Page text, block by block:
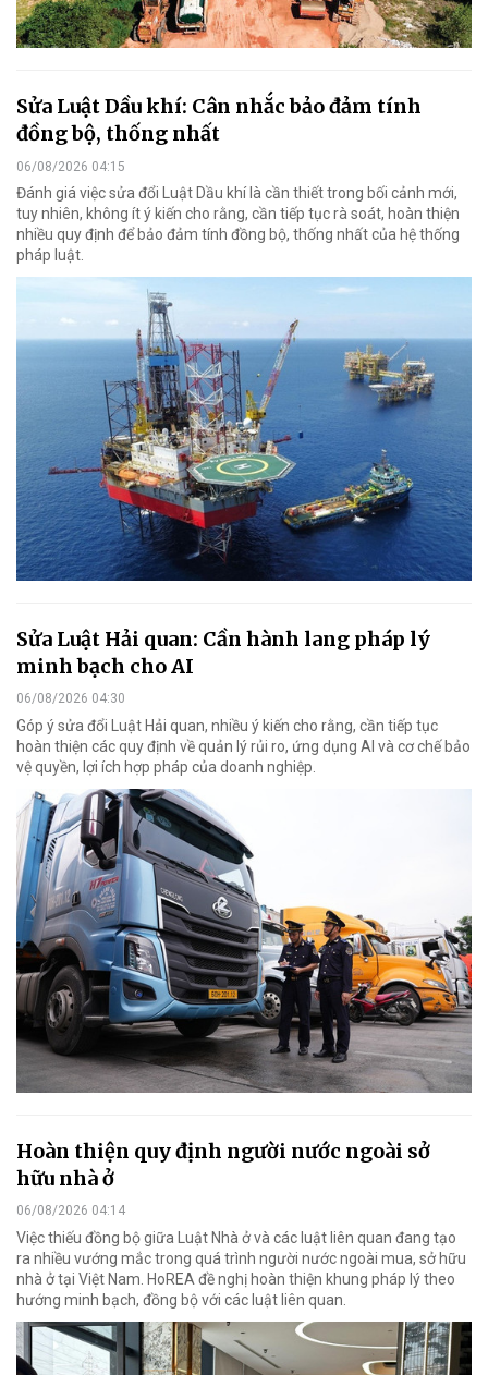
Sửa Luật Dầu khí: Cân nhắc bảo đảm tính
đồng bộ, thống nhất
06/08/2026 04:15
Đánh giá việc sửa đổi Luật Dầu khí là cần thiết trong bối cảnh mới,
tuy nhiên, không ít ý kiến cho rằng, cần tiếp tục rà soát, hoàn thiện
nhiều quy định để bảo đảm tính đồng bộ, thống nhất của hệ thống
pháp luật.
Sửa Luật Hải quan: Cần hành lang pháp lý
minh bạch cho AI
06/08/2026 04:30
Góp ý sửa đổi Luật Hải quan, nhiều ý kiến cho rằng, cần tiếp tục
hoàn thiện các quy định về quản lý rủi ro, ứng dụng AI và cơ chế bảo
vệ quyền, lợi ích hợp pháp của doanh nghiệp.
Hoàn thiện quy định người nước ngoài sở
hữu nhà ở
06/08/2026 04:14
Việc thiếu đồng bộ giữa Luật Nhà ở và các luật liên quan đang tạo
ra nhiều vướng mắc trong quá trình người nước ngoài mua, sở hữu
nhà ở tại Việt Nam. HoREA đề nghị hoàn thiện khung pháp lý theo
hướng minh bạch, đồng bộ với các luật liên quan.